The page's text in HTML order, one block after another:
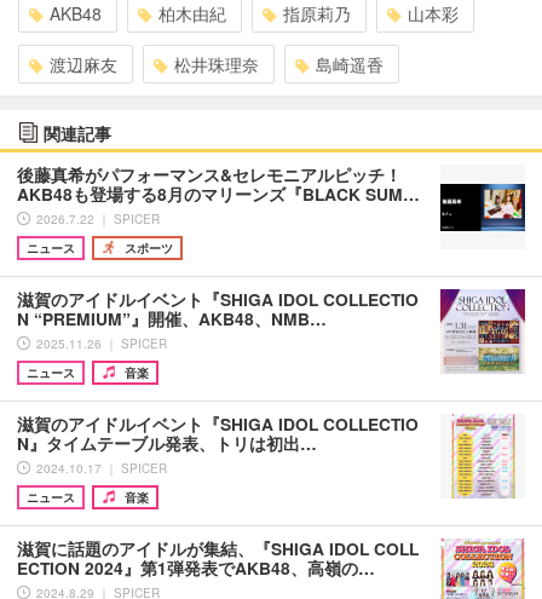
AKB48 柏木由紀 指原莉乃 山本彩
渡辺麻友 松井珠理奈 島崎遥香
関連記事
後藤真希がパフォーマンス&セレモニアルピッチ！
AKB48も登場する8月のマリーンズ『BLACK SUM…
2026.7.22 ｜ SPICER
ニュース
スポーツ
滋賀のアイドルイベント『SHIGA IDOL COLLECTIO
N “PREMIUM”』開催、AKB48、NMB…
2025.11.26 ｜ SPICER
ニュース
音楽
滋賀のアイドルイベント『SHIGA IDOL COLLECTIO
N』タイムテーブル発表、トリは初出…
2024.10.17 ｜ SPICER
ニュース
音楽
滋賀に話題のアイドルが集結、『SHIGA IDOL COLL
ECTION 2024』第1弾発表でAKB48、高嶺の…
2024.8.29 ｜ SPICER